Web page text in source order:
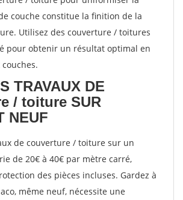
couche constitue la finition de la
Utilisez des couverture / toitures
pour obtenir un résultat optimal en
TRAVAUX DE
/ toiture SUR
NEUF
de couverture / toiture sur un
de 20€ à 40€ par mètre carré,
des pièces incluses. Gardez à
même neuf, nécessite une